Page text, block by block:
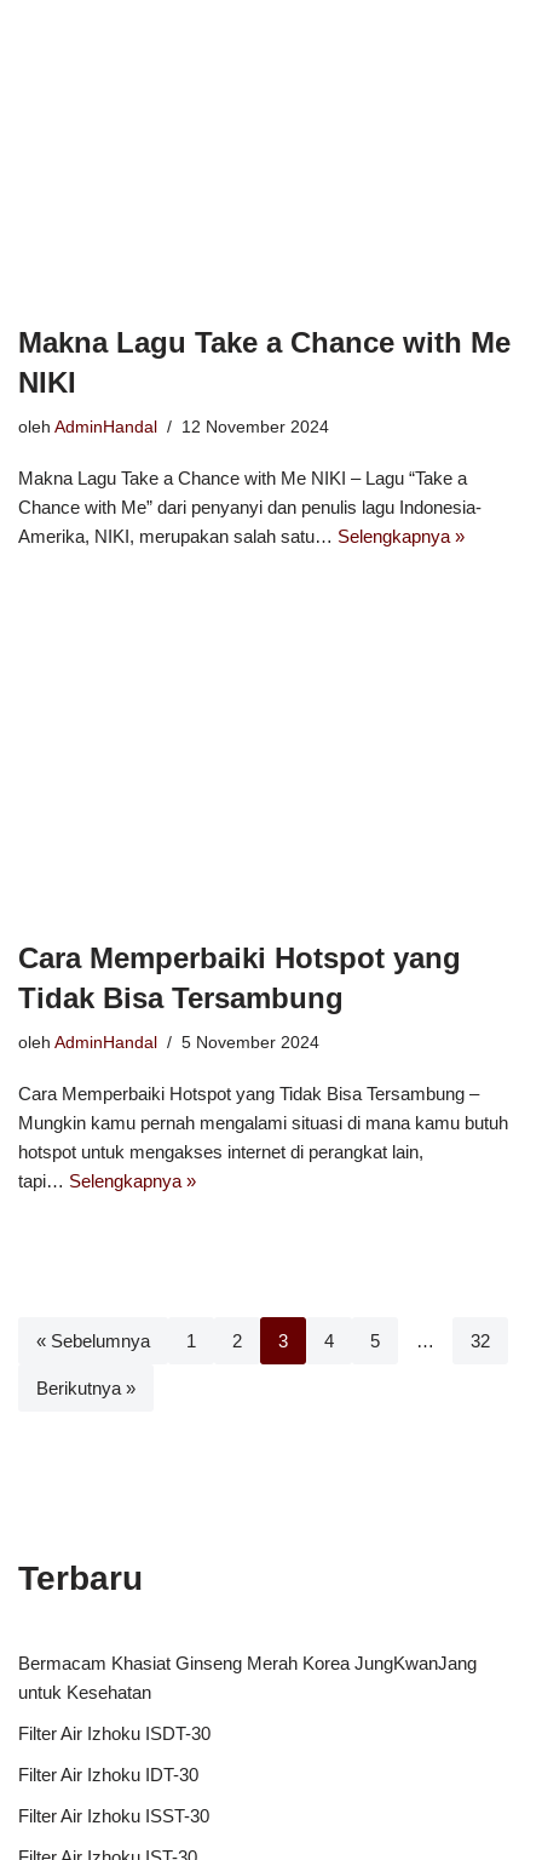
Makna Lagu Take a Chance with Me
NIKI
oleh AdminHandal 12 November 2024
Makna Lagu Take a Chance with Me NIKI – Lagu “Take a
Chance with Me” dari penyanyi dan penulis lagu Indonesia-
Amerika, NIKI, merupakan salah satu… Selengkapnya »
Cara Memperbaiki Hotspot yang
Tidak Bisa Tersambung
oleh AdminHandal 5 November 2024
Cara Memperbaiki Hotspot yang Tidak Bisa Tersambung –
Mungkin kamu pernah mengalami situasi di mana kamu butuh
hotspot untuk mengakses internet di perangkat lain,
tapi… Selengkapnya »
« Sebelumnya 1 2 3 4 5 … 32
Berikutnya »
Terbaru
Bermacam Khasiat Ginseng Merah Korea JungKwanJang
untuk Kesehatan
Filter Air Izhoku ISDT-30
Filter Air Izhoku IDT-30
Filter Air Izhoku ISST-30